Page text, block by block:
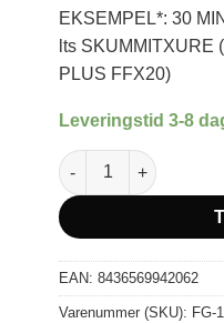
EKSEMPEL*: 30
lts SKUMMITXURE
PLUS FFX20)
Leveringstid 3-8
Oh!FX FG-1 - FOAM
EAN: 8436569942062
Varenummer (SKU): FG-1